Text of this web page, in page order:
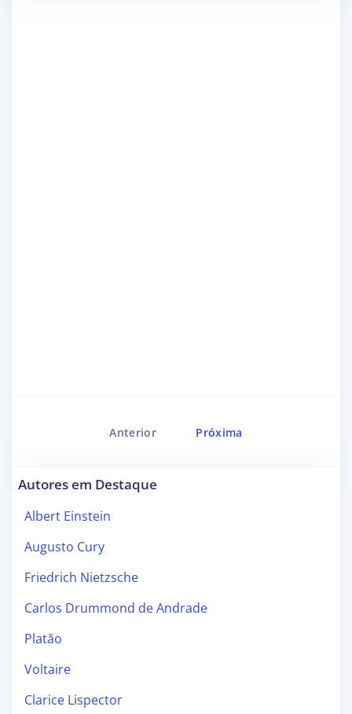
Anterior Próxima
Autores em Destaque
Albert Einstein
Augusto Cury
Friedrich Nietzsche
Carlos Drummond de Andrade
Platão
Voltaire
Clarice Lispector